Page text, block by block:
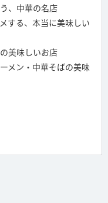
、中華の名店
する、本当に美味しい
美味しいお店
メン・中華そばの美味